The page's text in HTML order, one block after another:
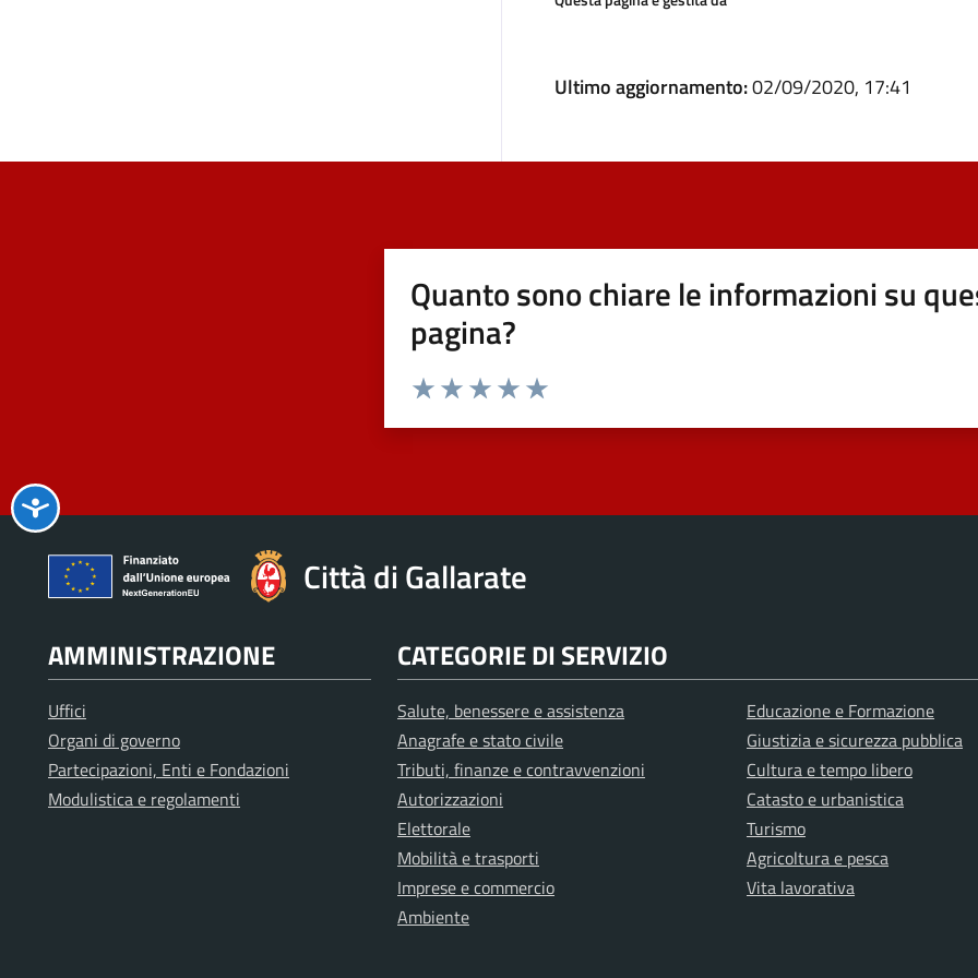
Ultimo aggiornamento:02/09/2020, 17:41
Quanto sono chiare le informazioni su
pagina?
Città di Gallarate
AMMINISTRAZIONE
Uffici
Organi di governo
Partecipazioni, Enti e Fondazioni
Modulistica e regolamenti
CATEGORIE DI SERVIZIO
Salute, benessere e assistenza
Anagrafe e stato civile
Tributi, finanze e contravvenzioni
Autorizzazioni
Elettorale
Mobilità e trasporti
Imprese e commercio
Ambiente
Educazione e Formazione
Giustizia e sicurezza pubblica
Cultura e tempo libero
Catasto e urbanistica
Turismo
Agricoltura e pesca
Vita lavorativa